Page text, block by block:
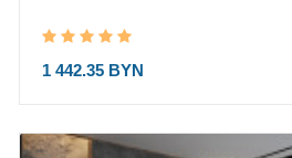
1 442.35 BYN